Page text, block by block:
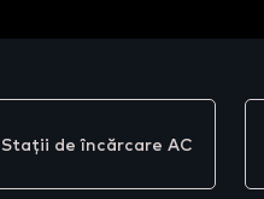
Stații de încărcare AC